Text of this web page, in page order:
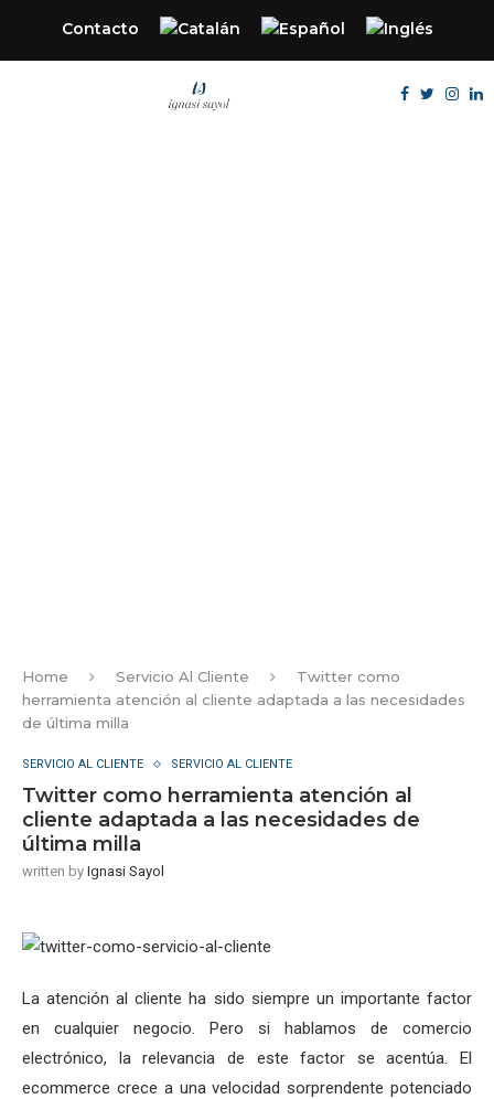
Contacto
Home Servicio Al Cliente
Twitter como
herramienta atención al cliente adaptada a las necesidades
de última milla
SERVICIO AL CLIENTE SERVICIO AL CLIENTE
Twitter como herramienta atención al
cliente adaptada a las necesidades de
última milla
written by Ignasi Sayol
La atención al cliente ha sido siempre un importante factor
en cualquier negocio. Pero si hablamos de comercio
electrónico, la relevancia de este factor se acentúa. El
ecommerce crece a una velocidad sorprendente potenciado